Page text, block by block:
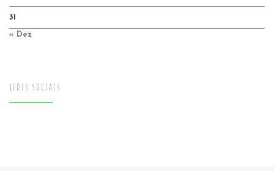
31
« Dez
REDES SOCIAIS